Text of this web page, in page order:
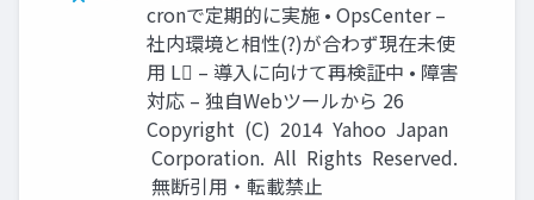
cronで定期的に実施 • OpsCenter –
社内環境と相性(?)が合わず現在未使
用 L – 導入に向けて再検証中 • 障害
対応 – 独自Webツールから 26
Copyright (C) 2014 Yahoo Japan
Corporation. All Rights Reserved.
無断引用・転載禁止